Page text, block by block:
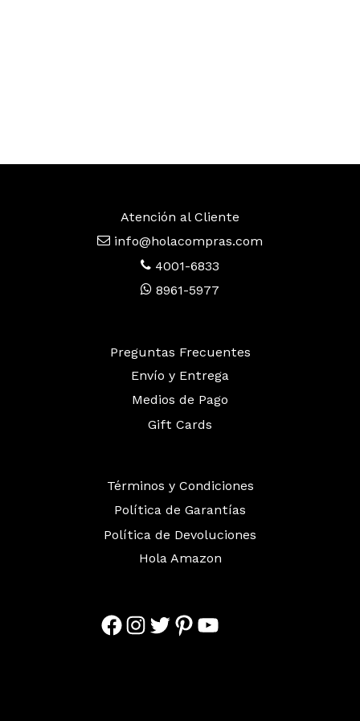
Atención al Cliente
info@holacompras.com
4001-6833
8961-5977
Preguntas Frecuentes
Envío y Entrega
Medios de Pago
Gift Cards
Términos y Condiciones
Política de Garantías
Política de Devoluciones
Hola Amazon
Facebook
Instagram
Twitter
Pinterest